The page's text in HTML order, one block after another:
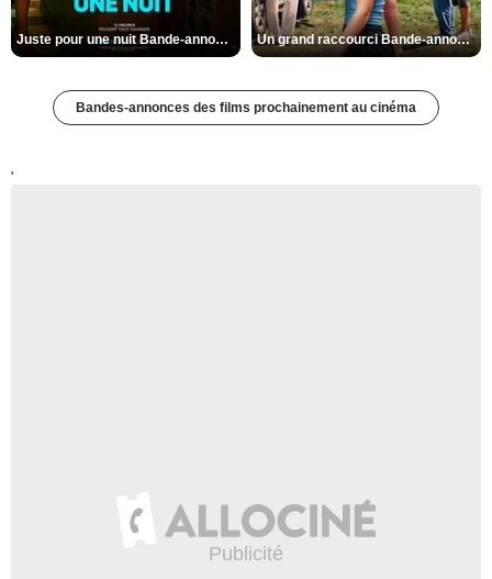
Juste pour une nuit Bande-annonce VO STFR Un grand raccourci Bande-annonce VF
Bandes-annonces des films prochainement au cinéma
'